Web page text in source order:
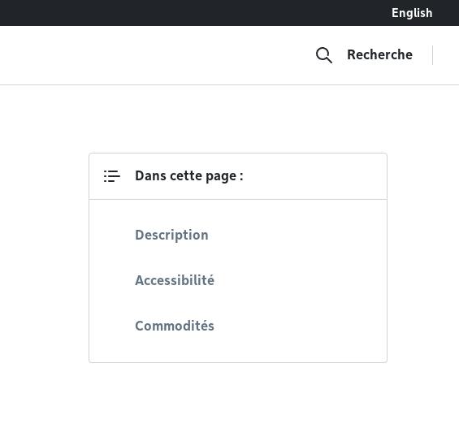
English
Recherche
Dans cette page :
Description
Accessibilité
Commodités